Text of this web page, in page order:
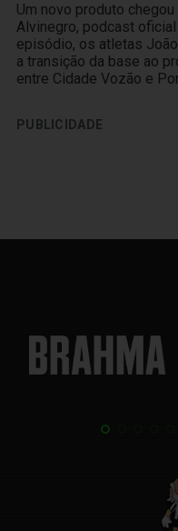
Um novo produto
Alvinegro, podcast
episódio, os atletas
a transição da base ao
entre Cidade Vozão e
PUBLICIDADE